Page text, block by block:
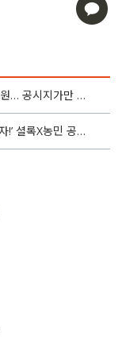
농지 얻어 주차장 만든 서울시의원… 공시지가만 15억↑
[액션] ‘농지 의혹 의원들 뿌리뽑자!’ 셜록X농민 공동고발